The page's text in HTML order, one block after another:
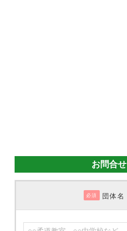
お問合せ
必須 団体名